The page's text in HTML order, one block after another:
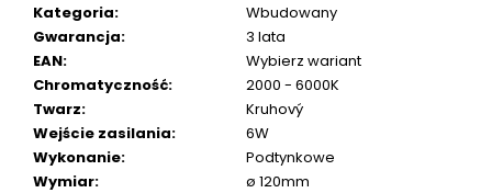
Kategoria:
Wbudowany
Gwarancja:
3 lata
EAN:
Wybierz wariant
Chromatyczność:
2000 - 6000K
Twarz:
Kruhový
Wejście zasilania:
6W
Wykonanie:
Podtynkowe
Wymiar:
ø 120mm